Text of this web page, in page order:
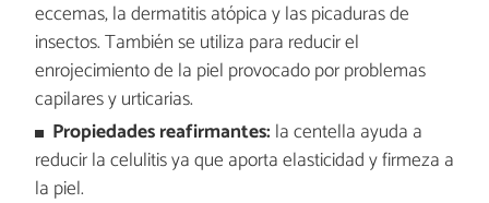
eccemas, la dermatitis atópica y las picaduras de
insectos. También se utiliza para reducir el
enrojecimiento de la piel provocado por problemas
capilares y urticarias.
Propiedades reafirmantes: la centella ayuda a
reducir la celulitis ya que aporta elasticidad y firmeza a
la piel.